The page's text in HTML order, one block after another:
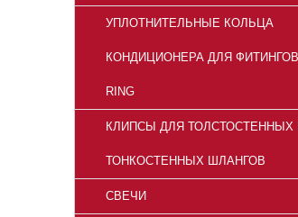
УПЛОТНИТЕЛЬНЫЕ КОЛЬЦА
КОНДИЦИОНЕРА ДЛЯ ФИТИНГОВ
RING
КЛИПСЫ ДЛЯ ТОЛСТОСТЕННЫХ
ТОНКОСТЕННЫХ ШЛАНГОВ
СВЕЧИ